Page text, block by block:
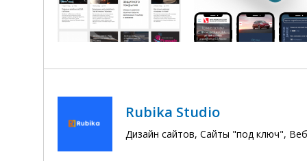
Rubika Studio
Дизайн сайтов, Сайты "под ключ",